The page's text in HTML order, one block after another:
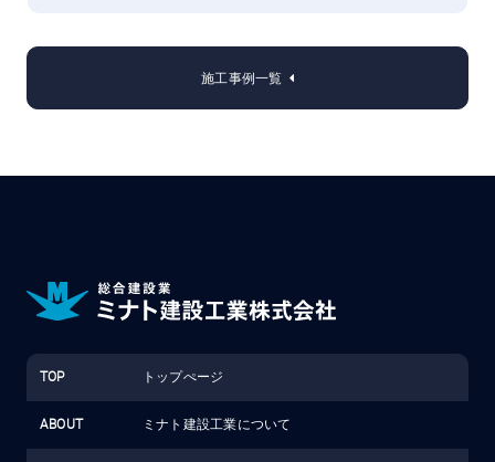
施工事例一覧
TOP トップぺージ
ABOUT ミナト建設工業について